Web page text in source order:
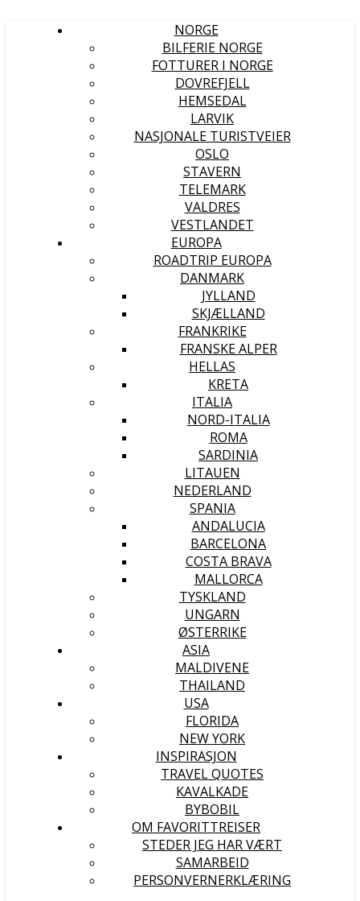
NORGE
BILFERIE NORGE
FOTTURER I NORGE
DOVREFJELL
HEMSEDAL
LARVIK
NASJONALE TURISTVEIER
OSLO
STAVERN
TELEMARK
VALDRES
VESTLANDET
EUROPA
ROADTRIP EUROPA
DANMARK
JYLLAND
SKJÆLLAND
FRANKRIKE
FRANSKE ALPER
HELLAS
KRETA
ITALIA
NORD-ITALIA
ROMA
SARDINIA
LITAUEN
NEDERLAND
SPANIA
ANDALUCIA
BARCELONA
COSTA BRAVA
MALLORCA
TYSKLAND
UNGARN
ØSTERRIKE
ASIA
MALDIVENE
THAILAND
USA
FLORIDA
NEW YORK
INSPIRASJON
TRAVEL QUOTES
KAVALKADE
BYBOBIL
OM FAVORITTREISER
STEDER JEG HAR VÆRT
SAMARBEID
PERSONVERNERKLÆRING